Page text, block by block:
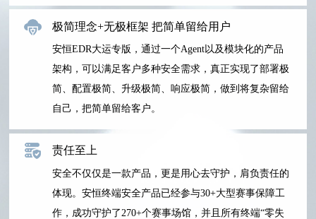
极简理念+无极框架 把简单留给用户
安恒EDR大运专版，通过一个Agent以及模块化的产品
架构，可以满足客户多种安全需求，真正实现了部署极
简、配置极简、升级极简、响应极简，做到将复杂留给
自己，把简单留给客户。
责任至上
安全不仅仅是一款产品，更是用心去守护，肩负责任的
体现。安恒终端安全产品已经参与30+大型赛事保障工
作，成功守护了270+个赛事场馆，并且所有终端“零失